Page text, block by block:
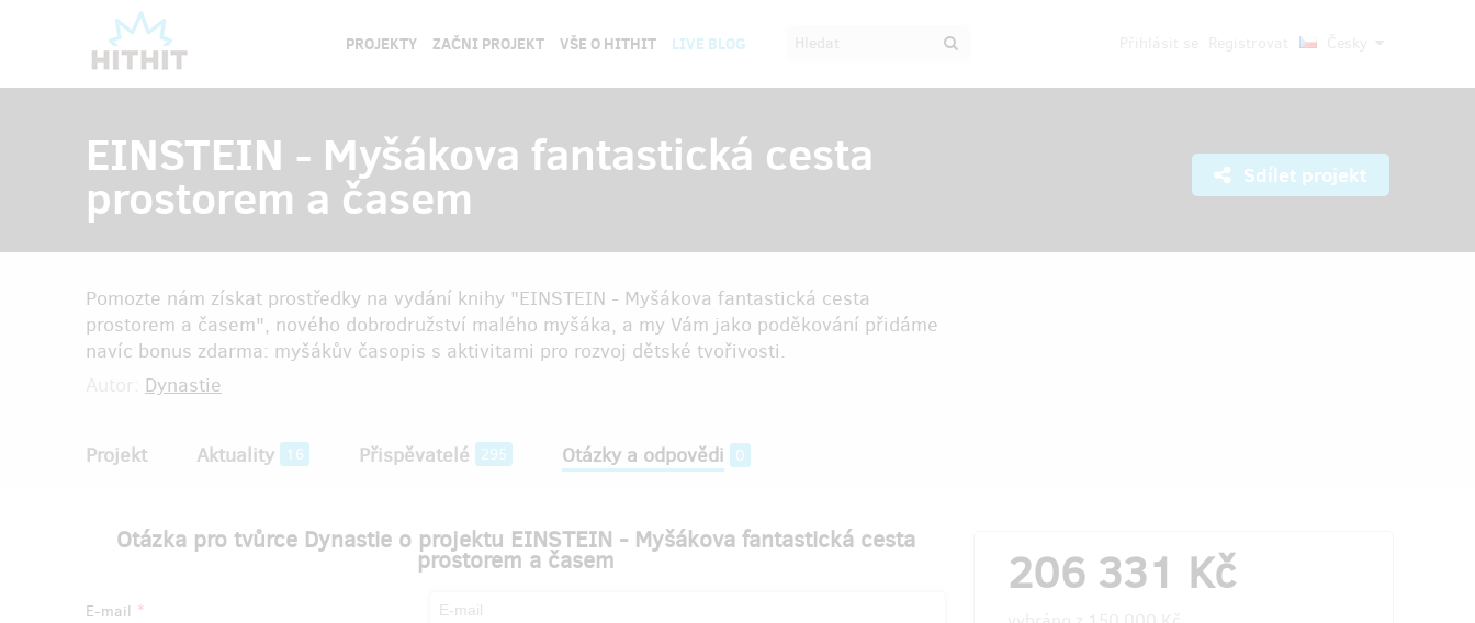
PROJEKTY ZAČNI PROJEKT VŠE O HITHIT LIVE BLOG
EINSTEIN - Myšákova fantastická cesta
prostorem a časem Sdílet projekt
Pomozte nám získat prostředky na vydání knihy "EINSTEIN - Myšákova fantastická cesta
prostorem a časem", nového dobrodružství malého myšáka, a my Vám jako poděkování přidáme
navíc bonus zdarma: myšákův časopis s aktivitami pro rozvoj dětské tvořivosti.
Dynastie
Projekt Aktuality 16 Přispěvatelé 295 Otázky a odpovědi 0
Otázka pro tvůrce Dynastie o projektu EINSTEIN - Myšákova fantastická cesta
prostorem a časem
E-mail
206 331 Kč